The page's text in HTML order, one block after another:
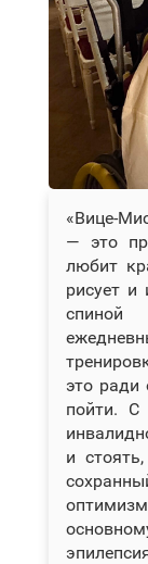
«Вице-
— это
любит
рисует и
это ради
пойти.
и